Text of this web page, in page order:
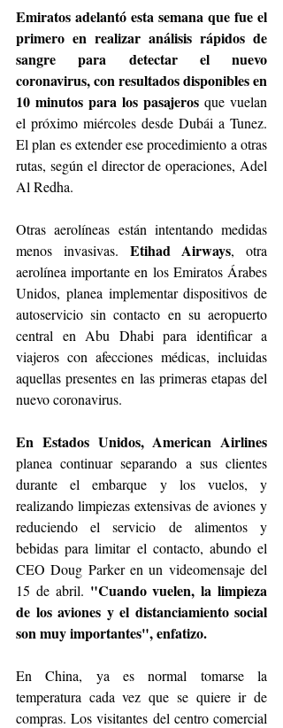
Emiratos adelantó esta semana que fue el
primero en realizar análisis rápidos de
sangre para detectar el nuevo
coronavirus, con resultados disponibles en
10 minutos para los pasajeros que vuelan
el próximo miércoles desde Dubái a Tunez.
El plan es extender ese procedimiento a otras
rutas, según el director de operaciones, Adel
Al Redha.
Otras aerolíneas están intentando medidas
menos invasivas. Etihad Airways, otra
aerolínea importante en los Emiratos Árabes
Unidos, planea implementar dispositivos de
autoservicio sin contacto en su aeropuerto
central en Abu Dhabi para identificar a
viajeros con afecciones médicas, incluidas
aquellas presentes en las primeras etapas del
nuevo coronavirus.
En Estados Unidos, American Airlines
planea continuar separando a sus clientes
durante el embarque y los vuelos, y
realizando limpiezas extensivas de aviones y
reduciendo el servicio de alimentos y
bebidas para limitar el contacto, abundo el
CEO Doug Parker en un videomensaje del
15 de abril. "Cuando vuelen, la limpieza
de los aviones y el distanciamiento social
son muy importantes", enfatizo.
En China, ya es normal tomarse la
temperatura cada vez que se quiere ir de
compras. Los visitantes del centro comercial